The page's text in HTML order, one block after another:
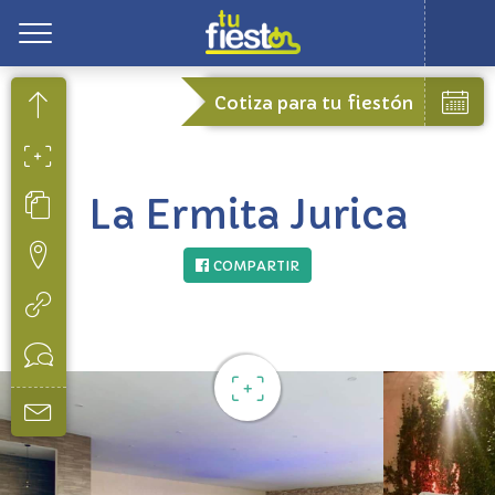
Cotiza para tu fiestón
La Ermita Jurica
COMPARTIR